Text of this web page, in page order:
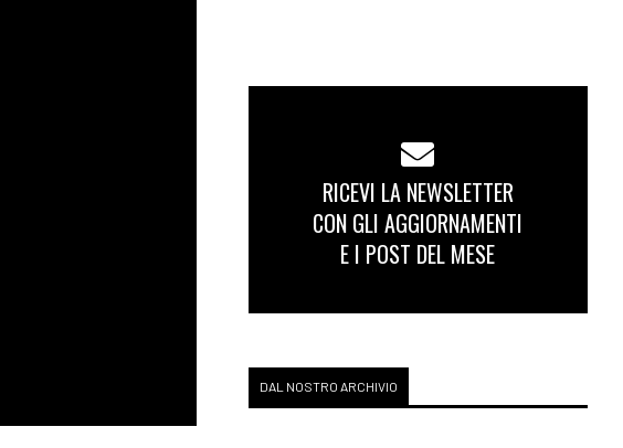
RICEVI LA NEWSLETTER
CON GLI AGGIORNAMENTI
E I POST DEL MESE
DAL NOSTRO ARCHIVIO